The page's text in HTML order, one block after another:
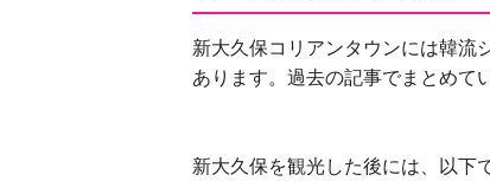
新大久保コリアンタウンには韓流
あります。過去の記事でまとめて
新大久保を観光した後には、以下